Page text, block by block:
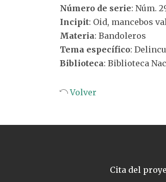
Número de serie: Núm.
Incipit: Oid, mancebos
Materia: Bandoleros
Tema específico:
Biblioteca: Biblioteca
Volver
Cita del